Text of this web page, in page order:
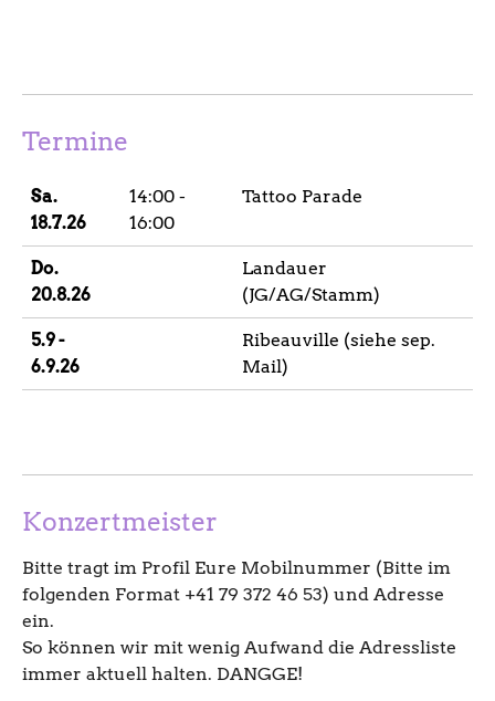
Termine
Sa.
18.7.26
14:00 -
16:00
Tattoo Parade
Do.
20.8.26
Landauer
(JG/AG/Stamm)
5.9 -
6.9.26
Ribeauville (siehe sep.
Mail)
Konzertmeister
Bitte tragt im Profil Eure Mobilnummer (Bitte im
folgenden Format +41 79 372 46 53) und Adresse
ein.
So können wir mit wenig Aufwand die Adressliste
immer aktuell halten. DANGGE!